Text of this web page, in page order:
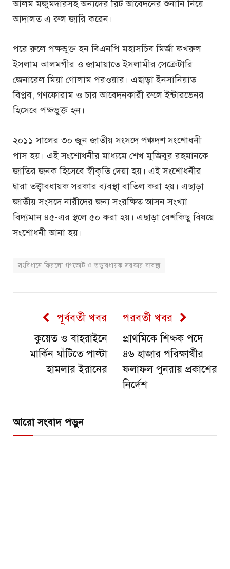
আলম মজুমদারসহ অন্যদের রিট আবেদনের শুনানি নিয়ে
আদালত এ রুল জারি করেন।
পরে রুলে পক্ষভুক্ত হন বিএনপি মহাসচিব মির্জা ফখরুল
ইসলাম আলমগীর ও জামায়াতে ইসলামীর সেক্রেটারি
জেনারেল মিয়া গোলাম পরওয়ার। এছাড়া ইনসানিয়াত
বিপ্লব, গণফোরাম ও চার আবেদনকারী রুলে ইন্টারভেনর
হিসেবে পক্ষভুক্ত হন।
২০১১ সালের ৩০ জুন জাতীয় সংসদে পঞ্চদশ সংশোধনী
পাস হয়। এই সংশোধনীর মাধ্যমে শেখ মুজিবুর রহমানকে
জাতির জনক হিসেবে স্বীকৃতি দেয়া হয়। এই সংশোধনীর
দ্বারা তত্ত্বাবধায়ক সরকার ব্যবস্থা বাতিল করা হয়। এছাড়া
জাতীয় সংসদে নারীদের জন্য সংরক্ষিত আসন সংখ্যা
বিদ্যমান ৪৫-এর স্থলে ৫০ করা হয়। এছাড়া বেশকিছু বিষয়ে
সংশোধনী আনা হয়।
সংবিধানে ফিরলো গণভোট ও তত্ত্বাবধায়ক সরকার ব্যবস্থা
পূর্ববর্তী খবর
কুয়েত ও বাহরাইনে
মার্কিন ঘাঁটিতে পাল্টা
হামলার ইরানের
পরবর্তী খবর
প্রাথমিকে শিক্ষক পদে
৪৬ হাজার পরিক্ষার্থীর
ফলাফল পুনরায় প্রকাশের
নির্দেশ
আরো সংবাদ পড়ুন